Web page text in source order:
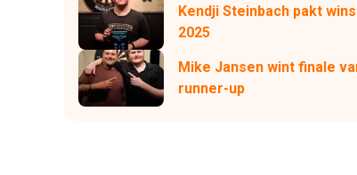
Kendji Steinbach pakt
2025
Mike Jansen wint finale
runner-up